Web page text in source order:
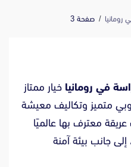
رومانيا صفحة 3
خيار ممتاز
متميز وتكاليف معيشة
عريقة معترف بها عالميًا
جانب بيئة آمنة